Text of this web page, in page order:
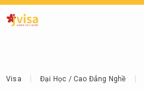
Visa Đại Học / Cao Đẳng Nghề